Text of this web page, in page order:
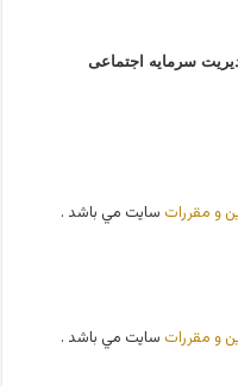
سرمایه اجتماعی
و مقررات سايت مي باشد .
و مقررات سايت مي باشد .